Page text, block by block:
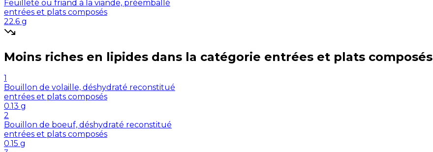
Feuilleté ou friand à la viande, préemballé
entrées et plats composés
22.6 g
Moins riches en lipides dans la catégorie entrées et plats composés
1
Bouillon de volaille, déshydraté reconstitué
entrées et plats composés
0.13 g
2
Bouillon de boeuf, déshydraté reconstitué
entrées et plats composés
0.15 g